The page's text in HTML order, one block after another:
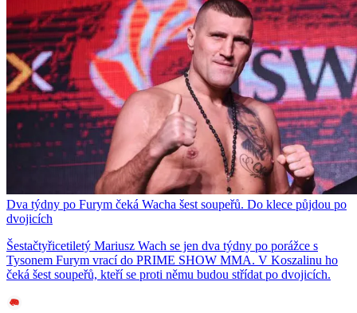
Dva týdny po Furym čeká Wacha šest soupeřů. Do klece půjdou po
dvojicích
Šestačtyřicetiletý Mariusz Wach se jen dva týdny po porážce s
Tysonem Furym vrací do PRIME SHOW MMA. V Koszalinu ho
čeká šest soupeřů, kteří se proti němu budou střídat po dvojicích.